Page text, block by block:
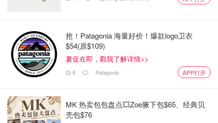
抢！Patagonia 海量好价！爆款logo卫衣
$54(原$109)
夏促在即，戳我了解详情>>
8 Patagonia APP打开
MK 热卖包包盘点💥Zoe腋下包$65、经典贝
壳包$76